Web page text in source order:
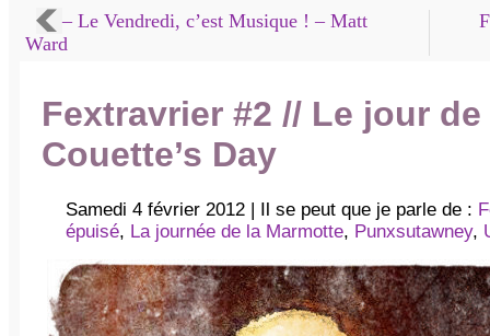
– Le Vendredi, c’est Musique ! – Matt
Ward
Fextravrier #2 // Le jour
Couette’s Day
Samedi 4 février 2012 | Il se peut que je parle de :
épuisé, La journée de la Marmotte, Punxsutawney,